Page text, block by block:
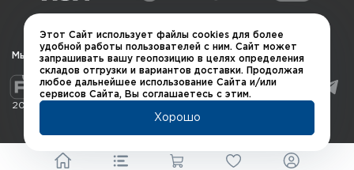
Мы в социальных сетях
2026 © QUARTA "Оружейный квартал"
Этот Сайт использует файлы cookies для более
удобной работы пользователей с ним. Сайт может
запрашивать вашу геопозицию в целях определения
складов отгрузки и вариантов доставки. Продолжая
любое дальнейшее использование Сайта и/или
сервисов Сайта, Вы соглашаетесь с этим.
Хорошо